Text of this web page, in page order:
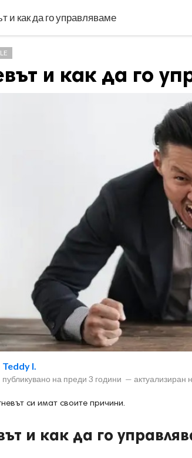
и как да го управляваме
и как да го
Teddy I.
публикувано на преди 3 години — актуализиран
си имат своите причини.
и как да го